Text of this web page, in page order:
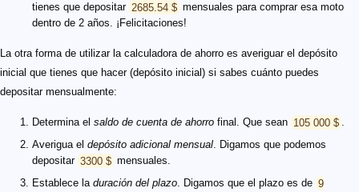
tienes que depositar 2685.54 $ mensuales para comprar esa moto
dentro de 2 años. ¡Felicitaciones!
La otra forma de utilizar la calculadora de ahorro es averiguar el depósito
inicial que tienes que hacer (depósito inicial) si sabes cuánto puedes
depositar mensualmente:
Determina el saldo de cuenta de ahorro final. Que sean 105 000 $ .
Averigua el depósito adicional mensual. Digamos que podemos
depositar 3300 $ mensuales.
Establece la duración del plazo. Digamos que el plazo es de 9